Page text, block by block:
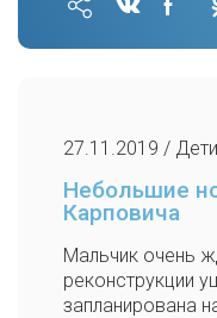
27.11.2019 / Дети
Небольшие
Карповича
Мальчик очень
реконструкции
запланирована